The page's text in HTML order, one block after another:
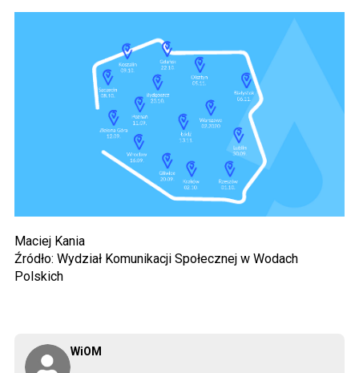
WiOM
Maciej Kania
Źródło: Wydział Komunikacji Społecznej w Wodach
Polskich